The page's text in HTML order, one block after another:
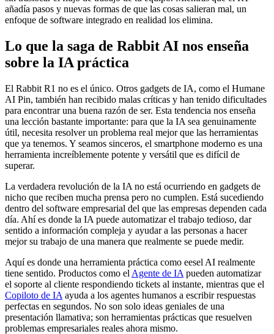
añadía pasos y nuevas formas de que las cosas salieran mal, un
enfoque de software integrado en realidad los elimina.
Lo que la saga de Rabbit AI nos enseña
sobre la IA práctica
El Rabbit R1 no es el único. Otros gadgets de IA, como el Humane
AI Pin, también han recibido malas críticas y han tenido dificultades
para encontrar una buena razón de ser. Esta tendencia nos enseña
una lección bastante importante: para que la IA sea genuinamente
útil, necesita resolver un problema real mejor que las herramientas
que ya tenemos. Y seamos sinceros, el smartphone moderno es una
herramienta increíblemente potente y versátil que es difícil de
superar.
La verdadera revolución de la IA no está ocurriendo en gadgets de
nicho que reciben mucha prensa pero no cumplen. Está sucediendo
dentro del software empresarial del que las empresas dependen cada
día. Ahí es donde la IA puede automatizar el trabajo tedioso, dar
sentido a información compleja y ayudar a las personas a hacer
mejor su trabajo de una manera que realmente se puede medir.
Aquí es donde una herramienta práctica como eesel AI realmente
tiene sentido. Productos como el Agente de IA pueden automatizar
el soporte al cliente respondiendo tickets al instante, mientras que el
Copiloto de IA ayuda a los agentes humanos a escribir respuestas
perfectas en segundos. No son solo ideas geniales de una
presentación llamativa; son herramientas prácticas que resuelven
problemas empresariales reales ahora mismo.